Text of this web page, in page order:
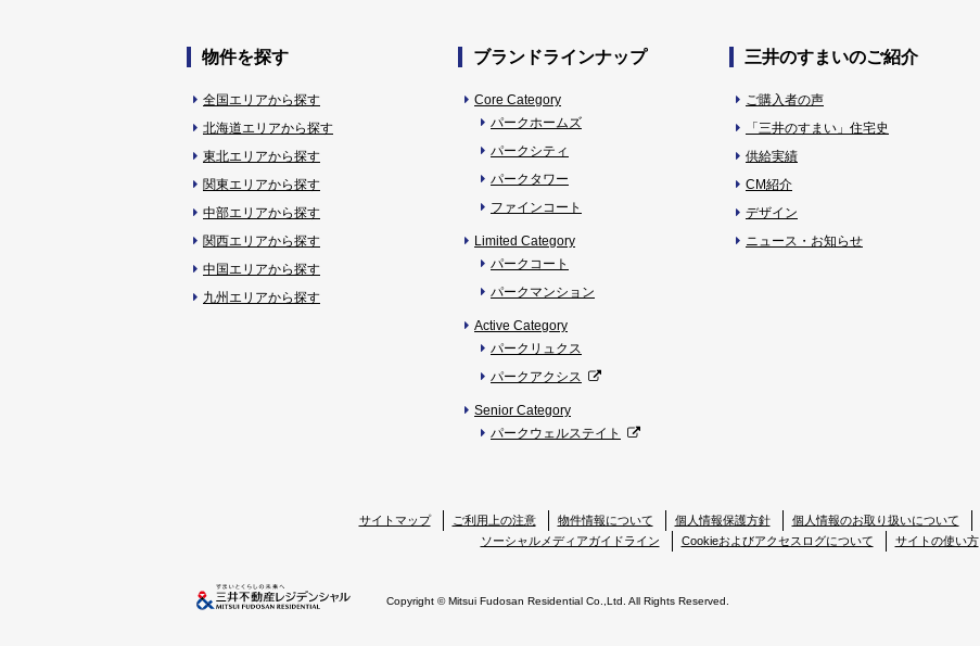
物件を探す
全国エリアから探す
北海道エリアから探す
東北エリアから探す
関東エリアから探す
中部エリアから探す
関西エリアから探す
中国エリアから探す
九州エリアから探す
ブランドラインナップ
Core Category
パークホームズ
パークシティ
パークタワー
ファインコート
Limited Category
パークコート
パークマンション
Active Category
パークリュクス
パークアクシス
Senior Category
パークウェルステイト
三井のすまいのご紹介
ご購入者の声
「三井のすまい」住宅史
供給実績
CM紹介
デザイン
ニュース・お知らせ
サイトマップ ご利用上の注意 物件情報について 個人情報保護方針 個人情報のお取り扱いについて
ソーシャルメディアガイドライン
Cookieおよびアクセスログについて サイトの使い方
Copyright © Mitsui Fudosan Residential Co.,Ltd. All Rights Reserved.